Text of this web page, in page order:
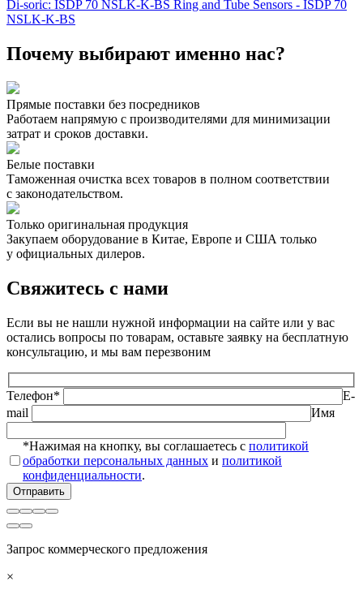
Di-soric: ISDP 70 NSLK-K-BS Ring and Tube Sensors - ISDP 70
NSLK-K-BS
Почему выбирают именно нас?
Прямые поставки без посредников
Работаем напрямую с производителями для минимизации
затрат и сроков доставки.
Белые поставки
Таможенная очистка всех товаров в полном соответствии
с законодательством.
Только оригинальная продукция
Закупаем оборудование в Китае, Европе и США только
у официальных дилеров.
Свяжитесь с нами
Если вы не нашли нужной информации на сайте или у вас
остались вопросы по товарам, оставьте заявку на бесплатную
консультацию, и мы вам перезвоним
Телефон*
E-
mail
Имя
*Нажимая на кнопку, вы соглашаетесь с политикой
обработки персональных данных и политикой
конфиденциальности.
Запрос коммерческого предложения
×